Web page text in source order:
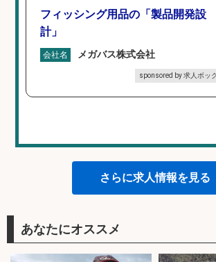
フィッシング用品の「製品開発設
計」
会社名 メガバス株式会社
sponsored by 求人ボッ
さらに求人情報を見る
あなたにオススメ